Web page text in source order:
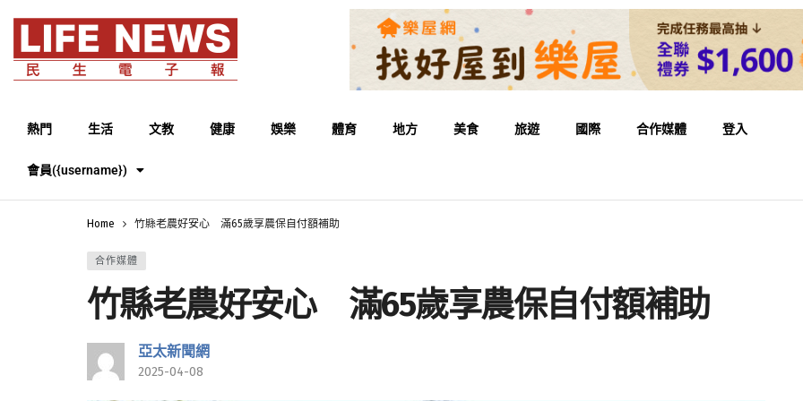
熱門 生活 文教 健康 娛樂 體育 地方 美食 旅遊 國際 合作媒體 登入
會員({username})
Home 竹縣老農好安心 滿65歲享農保自付額補助
合作媒體
竹縣老農好安心 滿65歲享農保自付額補助
亞太新聞網
2025-04-08